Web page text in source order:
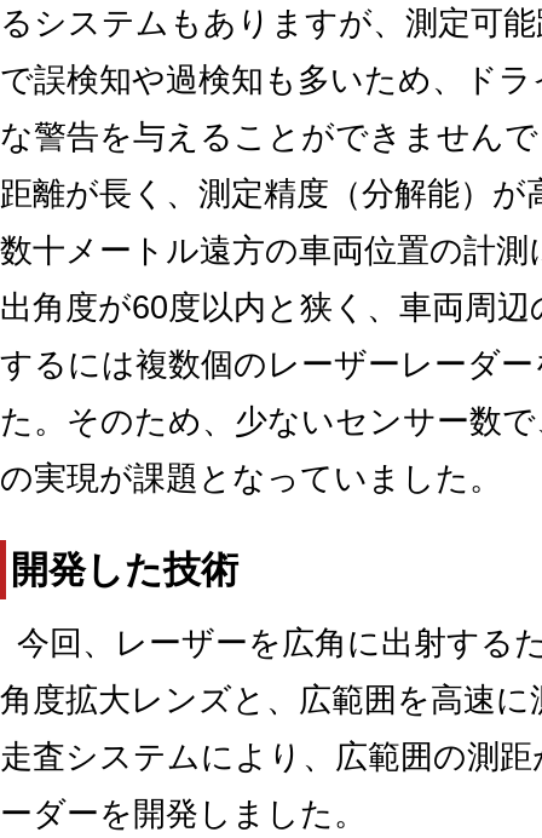
るシステムもありますが、測定可
で誤検知や過検知も多いため、ド
な警告を与えることができません
距離が長く、測定精度（分解能）
数十メートル遠方の車両位置の計
出角度が60度以内と狭く、車両周
するには複数個のレーザーレーダ
た。そのため、少ないセンサー数
の実現が課題となっていました。
開発した技術
今回、レーザーを広角に出射する
角度拡大レンズと、広範囲を高速
走査システムにより、広範囲の測
ーダーを開発しました。